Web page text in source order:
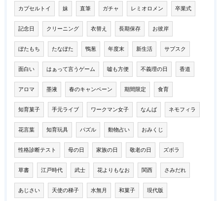
カプセルトイ 妹 直筆 ガチャ レミオロメン 卒業式
記念日 クリーニング 衣替え 長期保存 お彼岸
ぼたもち たなぼた 鴨葱 年度末 新生活 サブスク
面白い はぁって言うゲーム 嘘も方便 不義理の日 香道
アロマ 墨液 春のキャンペーン 期間限定 食育
知育菓子 手元ライブ ワークマン女子 なんば ネモフィラ
花言葉 知育玩具 パズル 動物占い おみくじ
性格診断テスト 母の日 家族の日 敬老の日 ズボラ
草書 江戸時代 武士 花よりもなお 関西 さみだれ
あじさい 天使の梯子 水無月 和菓子 現代版